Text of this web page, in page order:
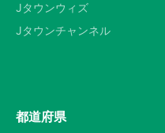
Jタウンウィズ
Jタウンチャンネル
都道府県